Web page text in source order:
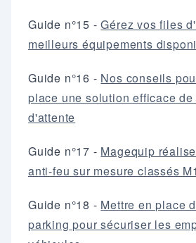
Guide n°15 -Gérez vos files
meilleurs équipements
Guide n°16 - Nos conseils
place une solution efficace
d'attente
Guide n°17 - Magequip
anti-feu sur mesure classés M1
Guide n°18 - Mettre en place
parking pour sécuriser les